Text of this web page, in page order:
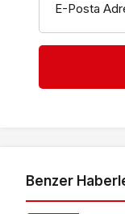
E-Posta
Benzer
Ekonomi